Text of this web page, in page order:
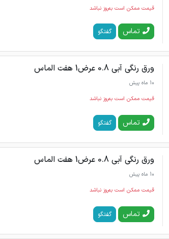
قیمت ممکن است به‌روز نباشد
تماس گفتگو
ورق رنگی آبی 0.8 عرض1 هفت الماس
10 ماه پیش
قیمت ممکن است به‌روز نباشد
تماس گفتگو
ورق رنگی آبی 0.8 عرض1 هفت الماس
10 ماه پیش
قیمت ممکن است به‌روز نباشد
تماس گفتگو